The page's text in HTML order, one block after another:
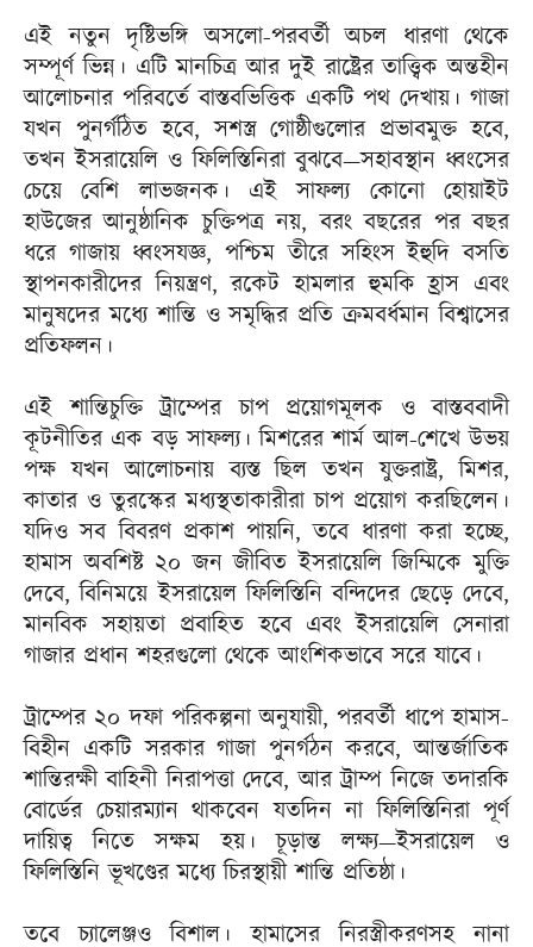
এই নতুন দৃষ্টিভঙ্গি অসলো-পরবর্তী অচল ধারণা থেকে
সম্পূর্ণ ভিন্ন। এটি মানচিত্র আর দুই রাষ্ট্রের তাত্ত্বিক অন্তহীন
আলোচনার পরিবর্তে বাস্তবভিত্তিক একটি পথ দেখায়। গাজা
যখন পুনর্গঠিত হবে, সশস্ত্র গোষ্ঠীগুলোর প্রভাবমুক্ত হবে,
তখন ইসরায়েলি ও ফিলিস্তিনিরা বুঝবে—সহাবস্থান ধ্বংসের
চেয়ে বেশি লাভজনক। এই সাফল্য কোনো হোয়াইট
হাউজের আনুষ্ঠানিক চুক্তিপত্র নয়, বরং বছরের পর বছর
ধরে গাজায় ধ্বংসযজ্ঞ, পশ্চিম তীরে সহিংস ইহুদি বসতি
স্থাপনকারীদের নিয়ন্ত্রণ, রকেট হামলার হুমকি হ্রাস এবং
মানুষদের মধ্যে শান্তি ও সমৃদ্ধির প্রতি ক্রমবর্ধমান বিশ্বাসের
প্রতিফলন।
এই শান্তিচুক্তি ট্রাম্পের চাপ প্রয়োগমূলক ও বাস্তববাদী
কূটনীতির এক বড় সাফল্য। মিশরের শার্ম আল-শেখে উভয়
পক্ষ যখন আলোচনায় ব্যস্ত ছিল তখন যুক্তরাষ্ট্র, মিশর,
কাতার ও তুরস্কের মধ্যস্থতাকারীরা চাপ প্রয়োগ করছিলেন।
যদিও সব বিবরণ প্রকাশ পায়নি, তবে ধারণা করা হচ্ছে,
হামাস অবশিষ্ট ২০ জন জীবিত ইসরায়েলি জিম্মিকে মুক্তি
দেবে, বিনিময়ে ইসরায়েল ফিলিস্তিনি বন্দিদের ছেড়ে দেবে,
মানবিক সহায়তা প্রবাহিত হবে এবং ইসরায়েলি সেনারা
গাজার প্রধান শহরগুলো থেকে আংশিকভাবে সরে যাবে।
ট্রাম্পের ২০ দফা পরিকল্পনা অনুযায়ী, পরবর্তী ধাপে হামাস-
বিহীন একটি সরকার গাজা পুনর্গঠন করবে, আন্তর্জাতিক
শান্তিরক্ষী বাহিনী নিরাপত্তা দেবে, আর ট্রাম্প নিজে তদারকি
বোর্ডের চেয়ারম্যান থাকবেন যতদিন না ফিলিস্তিনিরা পূর্ণ
দায়িত্ব নিতে সক্ষম হয়। চূড়ান্ত লক্ষ্য—ইসরায়েল ও
ফিলিস্তিনি ভূখণ্ডের মধ্যে চিরস্থায়ী শান্তি প্রতিষ্ঠা।
তবে চ্যালেঞ্জও বিশাল। হামাসের নিরস্ত্রীকরণসহ নানা